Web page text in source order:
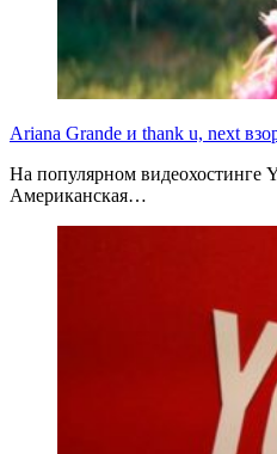
Ariana Grande и thank u, next
На популярном видеохостинге
Американская…